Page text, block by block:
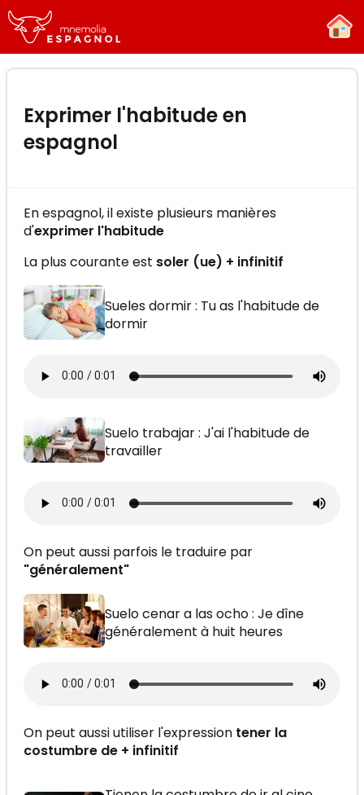
Exprimer l'habitude en
espagnol
En espagnol, il existe plusieurs manières
d'exprimer l'habitude
La plus courante est soler (ue) + infinitif
Sueles dormir : Tu as l'habitude de
dormir
Suelo trabajar : J'ai l'habitude de
travailler
On peut aussi parfois le traduire par
"généralement"
Suelo cenar a las ocho : Je dîne
généralement à huit heures
On peut aussi utiliser l'expression tener la
costumbre de + infinitif
"Mnemolia Espagnol"
quelques minutes par jour !
C'EST PARTI !